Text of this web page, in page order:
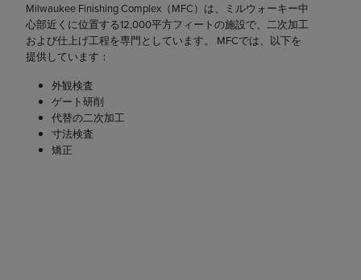
Milwaukee Finishing Complex（MFC）は、ミルウォーキー中
心部近くに位置する12,000平方フィートの施設で、二次加工
および仕上げ工程を専門としています。 MFCでは、以下を
提供しています：
外観検査
ゲート研削
代替の二次加工
寸法検査
矯正